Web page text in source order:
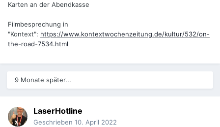
Karten an der Abendkasse
Filmbesprechung in
"Kontext": https://www.kontextwochenzeitung.de/kultur/532/on-
the-road-7534.html
9 Monate später...
LaserHotline
Geschrieben 10. April 2022